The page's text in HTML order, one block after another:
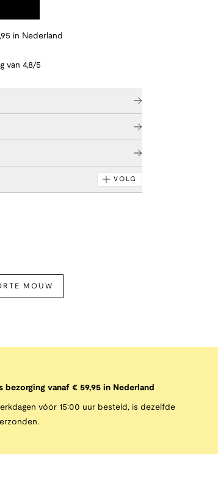
in Nederland
van 4,8/5
VOLG
MOUW
bezorging vanaf € 59,95 in Nederland
vóór 15:00 uur besteld, is dezelfde